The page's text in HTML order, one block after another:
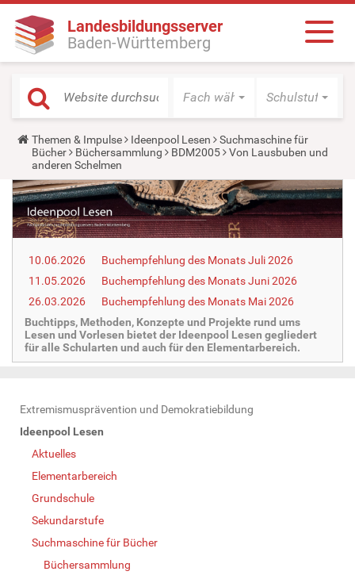
Landesbildungsserver
Baden-Württemberg
Fach wählen Schulstufe
Y
o
u
a
r
e
h
e
r
:
Themen & Impulse Ideenpool Lesen
Suchmaschine für
Bücher
Büchersammlung BDM2005
Von Lausbuben und
anderen Schelmen
10.06.2026
Buchempfehlung des Monats Juli 2026
11.05.2026
Buchempfehlung des Monats Juni 2026
26.03.2026
Buchempfehlung des Monats Mai 2026
Buchtipps, Methoden, Konzepte und Projekte rund ums
Lesen und Vorlesen bietet der Ideenpool Lesen gegliedert
für alle Schularten und auch für den Elementarbereich.
N
a
Extremismusprävention und Demokratiebildung
Ideenpool Lesen
Aktuelles
Elementarbereich
Grundschule
Sekundarstufe
Suchmaschine für Bücher
Büchersammlung